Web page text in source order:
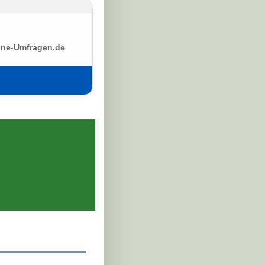
Umfragen.de